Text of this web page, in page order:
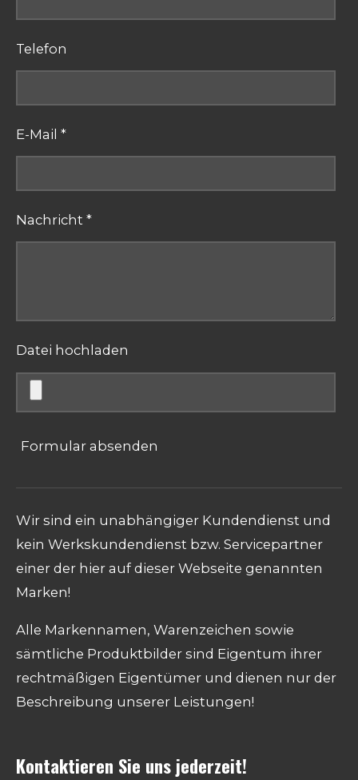
Telefon
E-Mail *
Nachricht *
Datei hochladen
Formular absenden
Wir sind ein unabhängiger Kundendienst und
kein Werkskundendienst bzw. Servicepartner
einer der hier auf dieser Webseite genannten
Marken!
Alle Markennamen, Warenzeichen sowie
sämtliche Produktbilder sind Eigentum ihrer
rechtmäßigen Eigentümer und dienen nur der
Beschreibung unserer Leistungen!
Kontaktieren Sie uns jederzeit!